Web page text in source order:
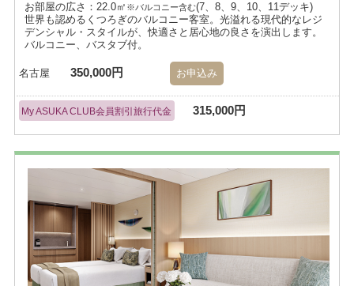
お部屋の広さ：22.0㎡ ※バルコニー含む(7、8、9、10、11デッキ)
世界も認めるくつろぎのバルコニー客室。光溢れる現代的なレジ
デンシャル・スタイルが、快適さと居心地の良さを演出します。
バルコニー、バスタブ付。
名古屋 350,000円 お申込み
My ASUKA CLUB会員割引旅行代金 315,000円